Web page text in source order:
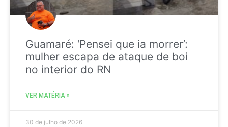
Guamaré: ‘Pensei que ia morrer’:
mulher escapa de ataque de boi
no interior do RN
VER MATÉRIA »
30 de julho de 2026